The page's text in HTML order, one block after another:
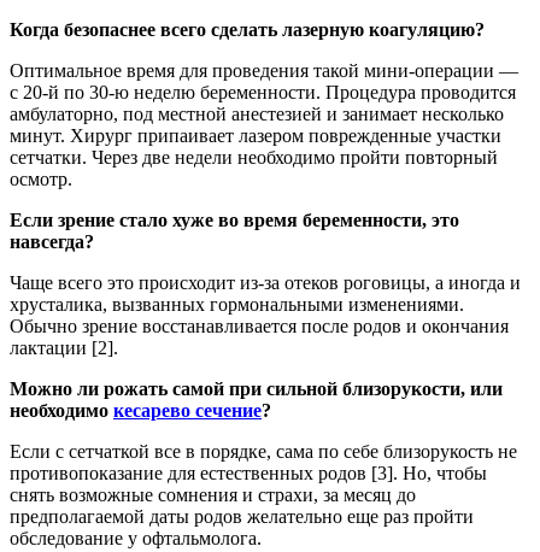
Когда безопаснее всего сделать лазерную коагуляцию?
Оптимальное время для проведения такой мини-операции —
с 20-й по 30-ю неделю беременности. Процедура проводится
амбулаторно, под местной анестезией и занимает несколько
минут. Хирург припаивает лазером поврежденные участки
сетчатки. Через две недели необходимо пройти повторный
осмотр.
Если зрение стало хуже во время беременности, это
навсегда?
Чаще всего это происходит из-за отеков роговицы, а иногда и
хрусталика, вызванных гормональными изменениями.
Обычно зрение восстанавливается после родов и окончания
лактации [2].
Можно ли рожать самой при сильной близорукости, или
необходимо кесарево сечение?
Если с сетчаткой все в порядке, сама по себе близорукость не
противопоказание для естественных родов [3]. Но, чтобы
снять возможные сомнения и страхи, за месяц до
предполагаемой даты родов желательно еще раз пройти
обследование у офтальмолога.